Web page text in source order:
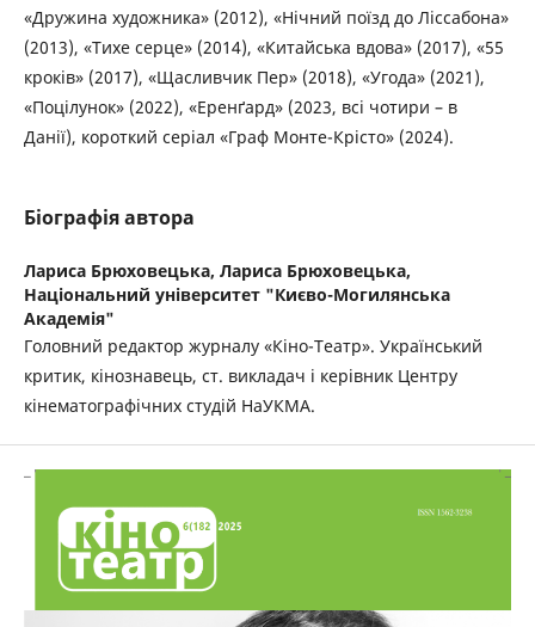
«Дружина художника» (2012), «Нічний поїзд до Ліссабона»
(2013), «Тихе серце» (2014), «Китайська вдова» (2017), «55
кроків» (2017), «Щасливчик Пер» (2018), «Угода» (2021),
«Поцілунок» (2022), «Еренґард» (2023, всі чотири – в
Данії), короткий серіал «Граф Монте-Крісто» (2024).
Біографія автора
Лариса Брюховецька, Лариса Брюховецька,
Національний університет "Києво-Могилянська
Академія"
Головний редактор журналу «Кіно-Театр». Український
критик, кінознавець, ст. викладач і керівник Центру
кінематографічних студій НаУКМА.